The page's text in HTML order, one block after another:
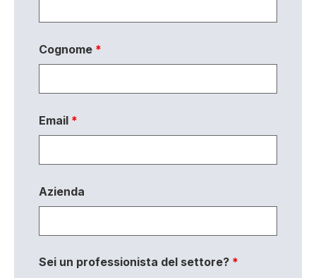
Cognome *
Email *
Azienda
Sei un professionista del settore? *